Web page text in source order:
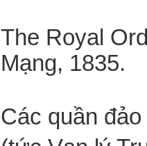
The Royal
Mạng, 1835.
Các quần